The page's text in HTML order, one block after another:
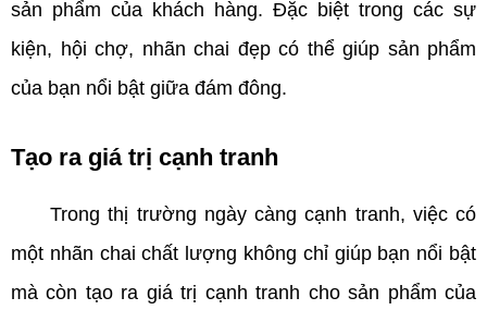
sản phẩm của khách hàng. Đặc biệt trong các sự
kiện, hội chợ, nhãn chai đẹp có thể giúp sản phẩm
của bạn nổi bật giữa đám đông.
Tạo ra giá trị cạnh tranh
Trong thị trường ngày càng cạnh tranh, việc có
một nhãn chai chất lượng không chỉ giúp bạn nổi bật
mà còn tạo ra giá trị cạnh tranh cho sản phẩm của